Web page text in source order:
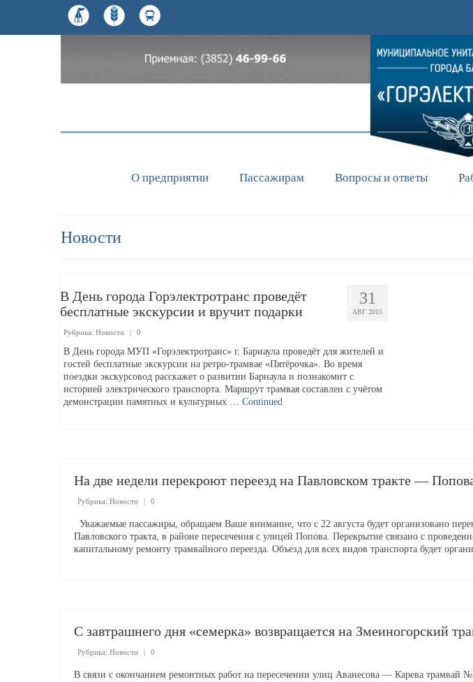
О предприятии Пассажирам Вопросы и ответы
Новости
31
АВГ 2015
В День города Горэлектротранс проведёт
бесплатные экскурсии и вручит подарки
Рубрика: Новости | 0
В День города МУП «Горэлектротранс» г. Барнаула проведёт для жителей и
гостей бесплатные экскурсии на ретро-трамвае «Пятёрочка». Во время
поездки экскурсовод расскажет о развитии Барнаула и познакомит с
историей электрического транспорта. Маршрут трамвая составлен с учётом
демонстрации памятных и культурных … Continued
На две недели перекроют переезд на Павловском тракте —
Рубрика: Новости | 0
Уважаемые пассажиры, обращаем Ваше внимание, что с 22 августа будет организовано
Павловского тракта, в районе пересечения с улицей Попова. Перекрытие связано с
капитальному ремонту трамвайного переезда. Объезд для всех видов транспорта будет
С завтрашнего дня «семерка» возвращается на Змеиногорский
Рубрика: Новости | 0
В связи с окончанием ремонтных работ на пересечении улиц Аванесова — Карева трамвай